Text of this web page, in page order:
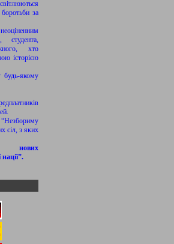
за
хто
історією
будь-якому
сіл, з яких
нових